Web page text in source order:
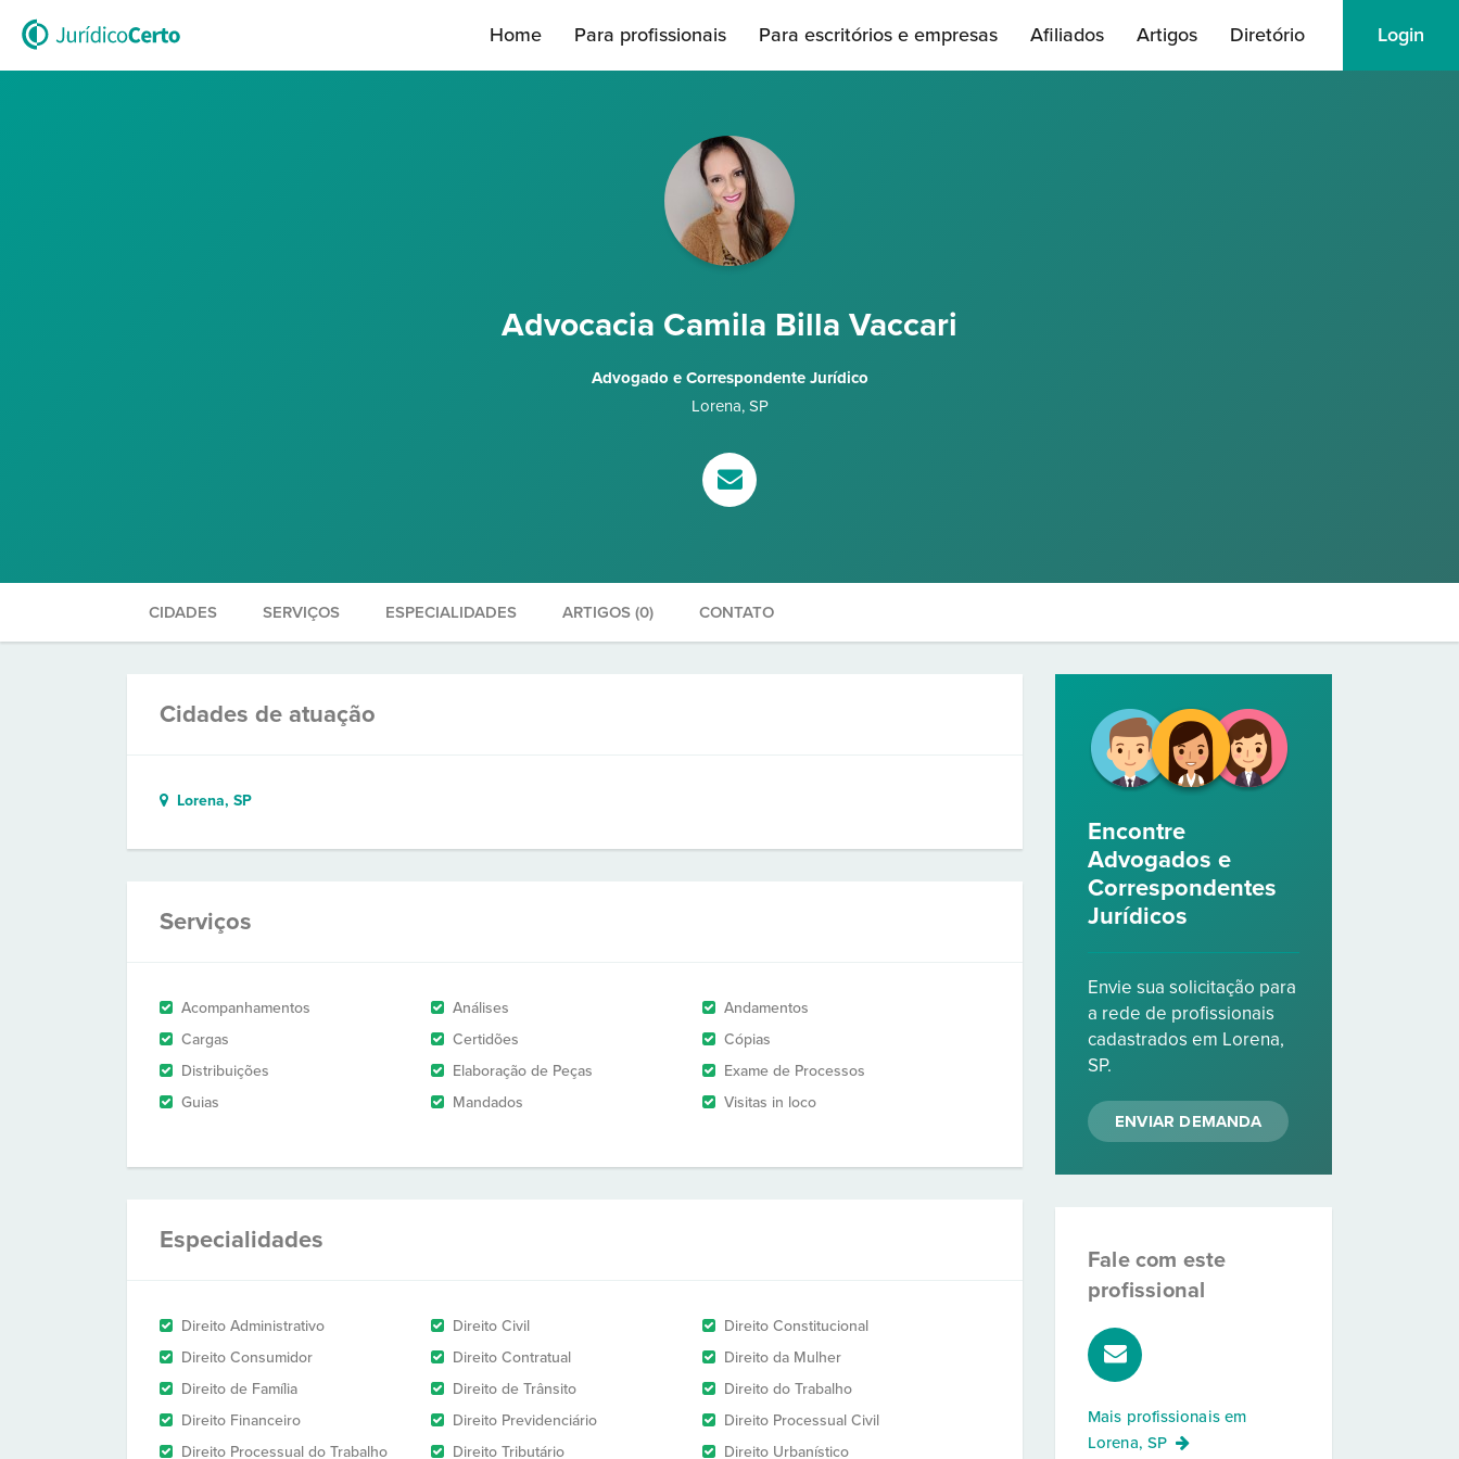
Home Para profissionais Para escritórios e empresas Afiliados Artigos Diretório Login
Advocacia Camila Billa Vaccari
Advogado e Correspondente Jurídico
Lorena, SP
CIDADES SERVIÇOS ESPECIALIDADES ARTIGOS (0) CONTATO
Cidades de atuação
Lorena, SP
Serviços
Acompanhamentos Análises
Andamentos
Cargas
Certidões
Cópias
Distribuições
Elaboração de Peças
Exame de Processos
Guias
Mandados Visitas in loco
Especialidades
Direito Administrativo Direito Civil
Direito Constitucional
Direito Consumidor
Direito Contratual
Direito da Mulher
Direito de Família
Direito de Trânsito
Direito do Trabalho
Direito Financeiro
Direito Previdenciário
Direito Processual Civil
Direito Processual do Trabalho
Direito Tributário Direito Urbanístico
Encontre
Advogados e
Correspondentes
Jurídicos
Envie sua solicitação para
a rede de profissionais
cadastrados em Lorena,
SP.
ENVIAR DEMANDA
Fale com este
profissional
Mais profissionais em
Lorena, SP